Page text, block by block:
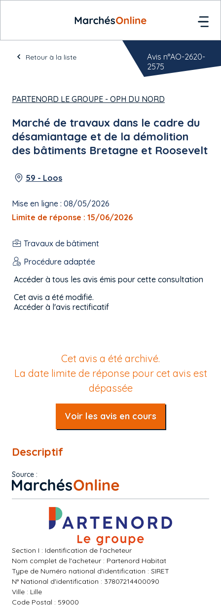
Retour à la liste
PARTENORD LE GROUPE - OPH DU NORD
Marché de travaux dans le cadre du
désamiantage et de la démolition
des bâtiments Bretagne et Roosevelt
59 - Loos
Mise en ligne : 08/05/2026
Limite de réponse : 15/06/2026
Travaux de bâtiment
Procédure adaptée
Accéder à tous les avis émis pour cette consultation
Cet avis a été modifié.
Accéder à l'avis rectificatif
Avis n°AO-2620-
2575
Cet avis a été archivé.
La date limite de réponse pour cet avis est
dépassée
Voir les avis en cours
Descriptif
Source :
Section I : Identification de l'acheteur
Nom complet de l'acheteur : Partenord Habitat
Type de Numéro national d'identification : SIRET
N° National d'identification : 37807214400090
Ville : Lille
Code Postal : 59000